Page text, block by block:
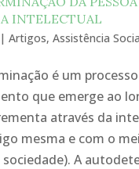
INTELECTUAL
| Artigos, Assistência
é um
que emerge ao
através da
mesma e com o
A